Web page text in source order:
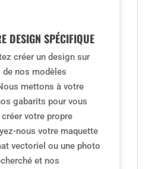
DESIGN SPÉCIFIQUE
créer un design sur
de nos modèles
mettons à votre
gabarits pour vous
votre propre
nous votre maquette
vectoriel ou une photo
et nos